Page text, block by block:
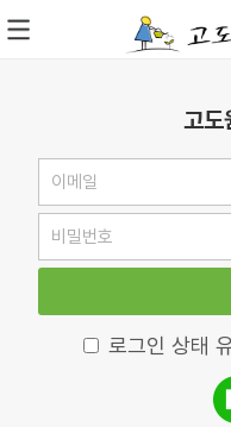
고도
로그인 상태